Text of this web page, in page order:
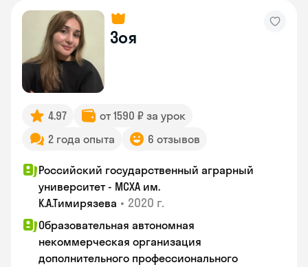
Зоя
4.97
от 1590 ₽ за урок
2 года опыта
6 отзывов
Российский государственный аграрный
университет - МСХА им.
К.А.Тимирязева • 2020 г.
Образовательная автономная
некоммерческая организация
дополнительного профессионального